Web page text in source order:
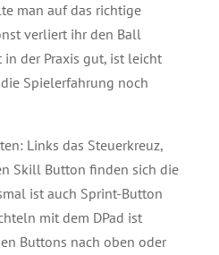
man auf das richtige
verliert ihr den Ball
der Praxis gut, ist leicht
Spielerfahrung noch
Links das Steuerkreuz,
Skill Button finden sich die
ist auch Sprint-Button
mit dem DPad ist
Buttons nach oben oder